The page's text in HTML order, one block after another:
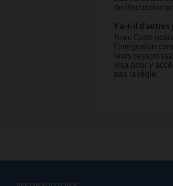
de discussion
Y a-t-il
Non. Cette
l’intégration
leurs
visa pour y
pas la règle.